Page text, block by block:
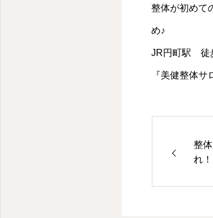
整体が初めて
め♪
JR円町駅 徒
『美健整体
整
れ